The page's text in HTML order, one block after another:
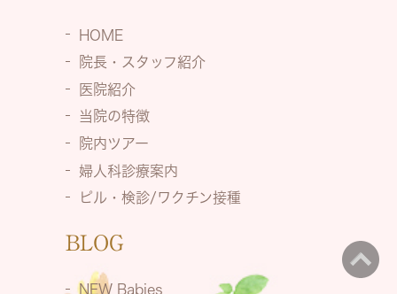
HOME
院長・スタッフ紹介
医院紹介
当院の特徴
院内ツアー
婦人科診療案内
ピル・検診/ワクチン接種
BLOG
NEW Babies